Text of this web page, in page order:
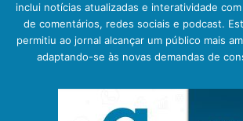
inclui notícias atualizadas e interatividade
de comentários, redes sociais e podcast.
permitiu ao jornal alcançar um público mais
adaptando-se às novas demandas de